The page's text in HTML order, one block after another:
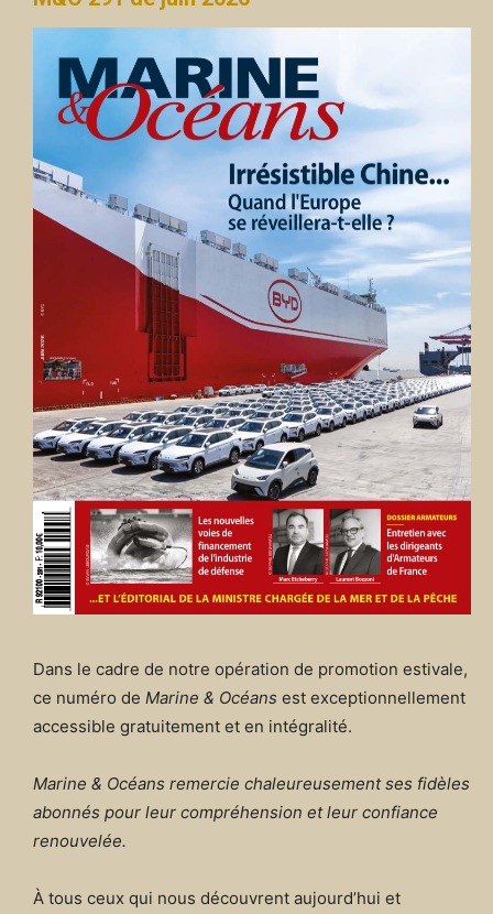
Dans le cadre de notre opération de promotion estivale,
ce numéro de Marine & Océans est exceptionnellement
accessible gratuitement et en intégralité.
Marine & Océans remercie chaleureusement ses fidèles
abonnés pour leur compréhension et leur confiance
renouvelée.
À tous ceux qui nous découvrent aujourd’hui et